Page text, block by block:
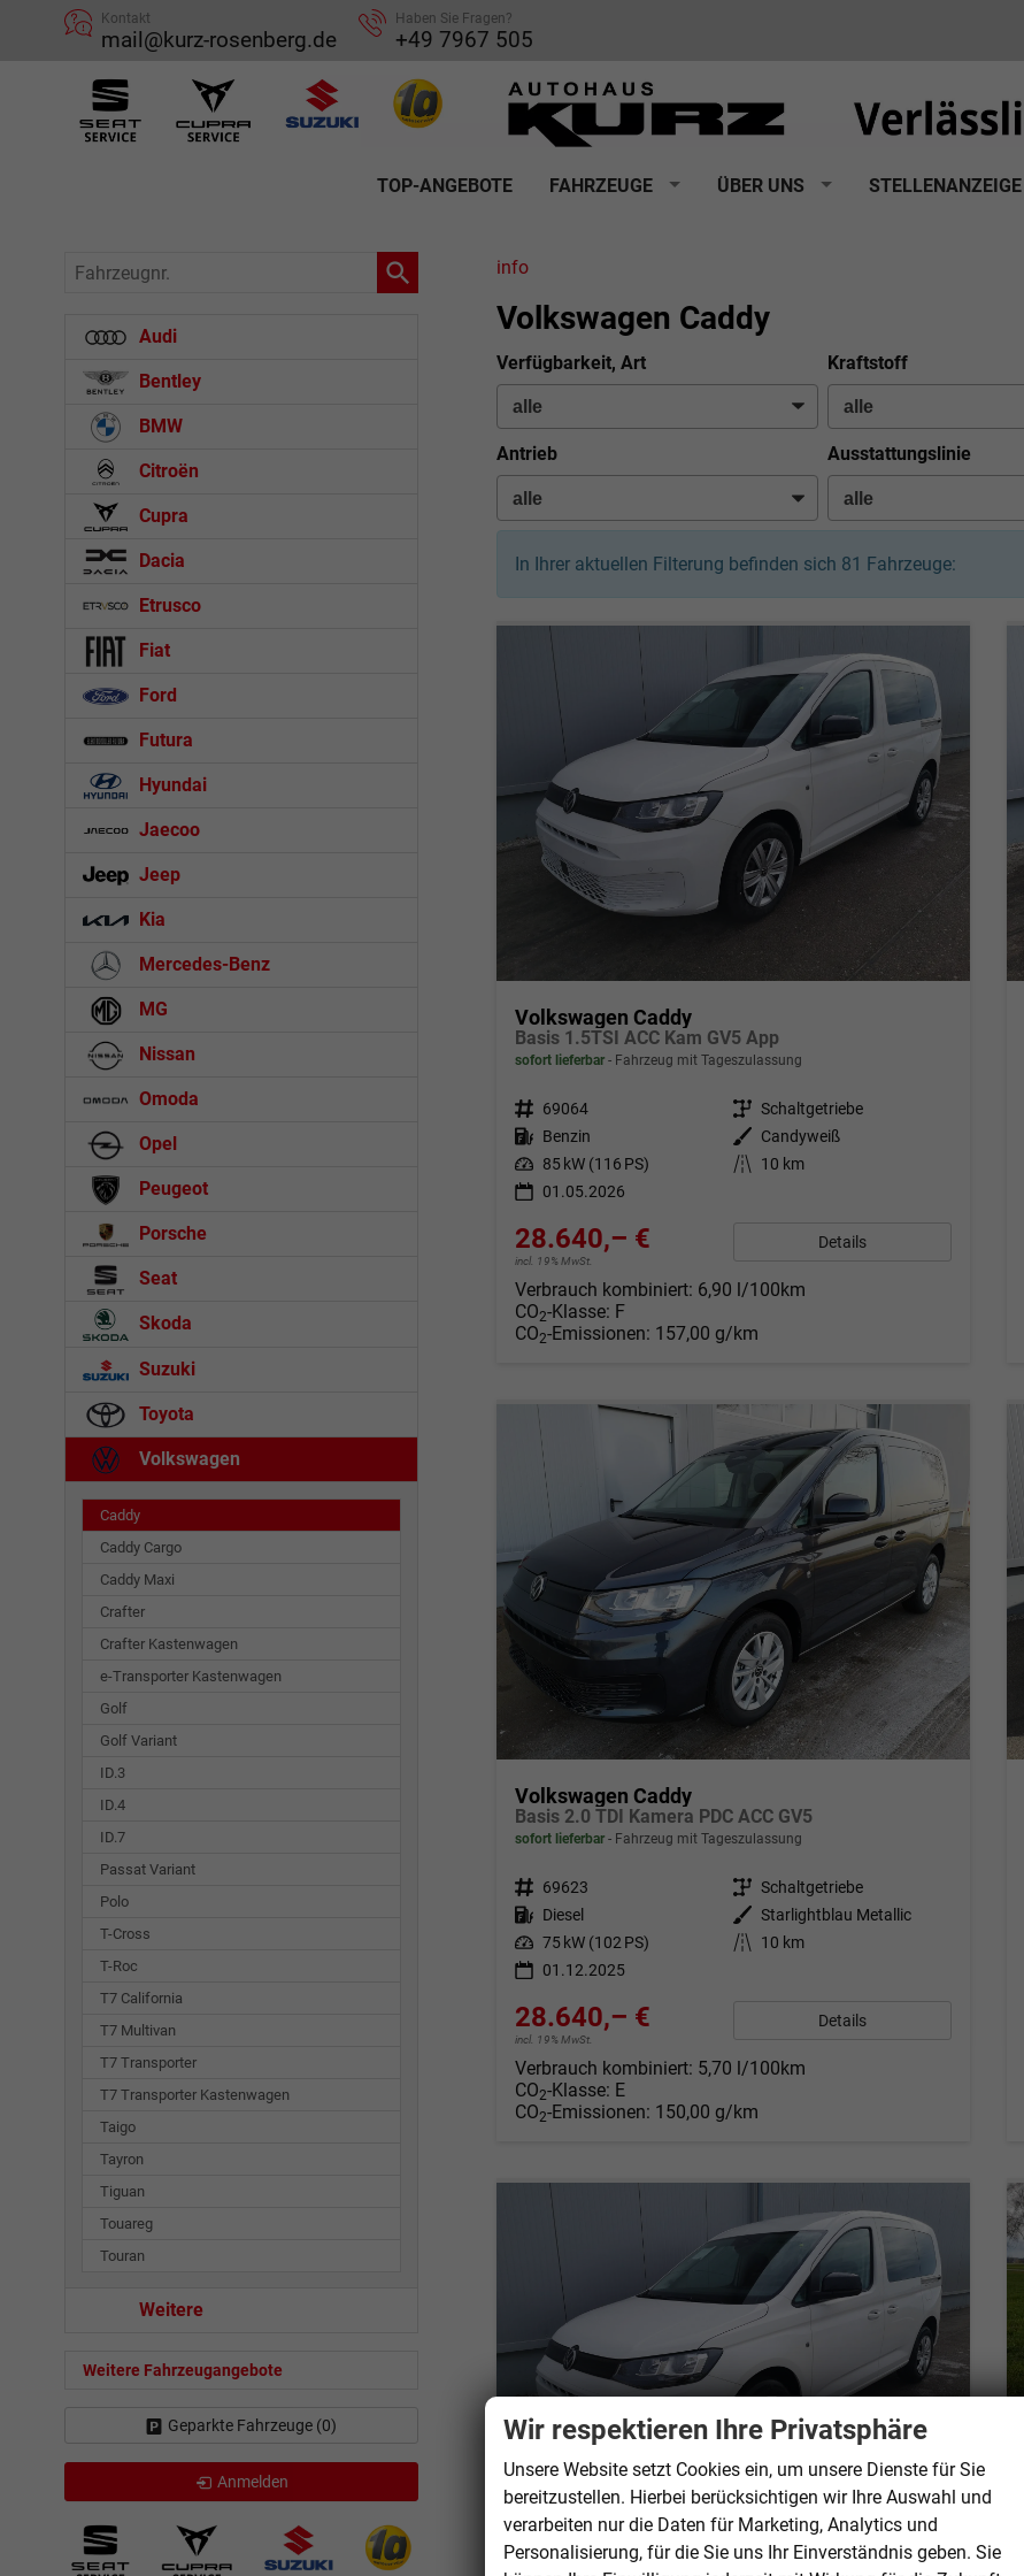
Kontakt
mail@kurz-rosenberg.de
Haben Sie Fragen?
+49 7967 505
TOP-ANGEBOTE FAHRZEUGE ÜBER UNS STELLENANZEIGE
info
Volkswagen Caddy
Verfügbarkeit, Art Kraftstoff
Antrieb Ausstattungslinie
In Ihrer aktuellen Filterung befinden sich 81 Fahrzeuge:
Volkswagen Caddy
Basis 1.5TSI ACC Kam GV5 App
sofort lieferbar Fahrzeug mit Tageszulassung
Fahrzeugnr. 69064 Getriebe Schaltgetriebe
Kraftstoff Benzin Außenfarbe
Candyweiß
Leistung 85 kW (116 PS) Kilometerstand
10 km
01.05.2026
28.640,– €
incl. 19% MwSt.
Details
Verbrauch kombiniert: 6,90 l/100km
CO2-Klasse: F
CO2-Emissionen: 157,00 g/km
Volkswagen Caddy
Basis 2.0 TDI Kamera PDC ACC GV5
sofort lieferbar Fahrzeug mit Tageszulassung
Fahrzeugnr. 69623 Getriebe Schaltgetriebe
Kraftstoff Diesel Außenfarbe Starlightblau Metallic
Leistung 75 kW (102 PS) Kilometerstand
10 km
01.12.2025
28.640,– €
incl. 19% MwSt.
Details
Verbrauch kombiniert: 5,70 l/100km
CO2-Klasse: E
CO2-Emissionen: 150,00 g/km
Fahrzeugnr.
Audi
Bentley
BMW
Citroën
Cupra
Dacia
Etrusco
Fiat
Ford
Futura
Hyundai
Jaecoo
Jeep
Kia
Mercedes-Benz
MG
Nissan
Omoda
Opel
Peugeot
Porsche
Seat
Skoda
Suzuki
Toyota
Volkswagen
Caddy
Caddy Cargo
Caddy Maxi
Crafter
Crafter Kastenwagen
e-Transporter Kastenwagen
Golf
Golf Variant
ID.3
ID.4
ID.7
Passat Variant
Polo
T-Cross
T-Roc
T7 California
T7 Multivan
T7 Transporter
T7 Transporter Kastenwagen
Taigo
Tayron
Tiguan
Touareg
Touran
Weitere
Weitere Fahrzeugangebote
Geparkte Fahrzeuge (0)
Anmelden
Wir respektieren Ihre Privatsphäre
Unsere Website setzt Cookies ein, um unsere Dienste für Sie
bereitzustellen. Hierbei berücksichtigen wir Ihre Auswahl und
verarbeiten nur die Daten für Marketing, Analytics und
Personalisierung, für die Sie uns Ihr Einverständnis geben. Sie